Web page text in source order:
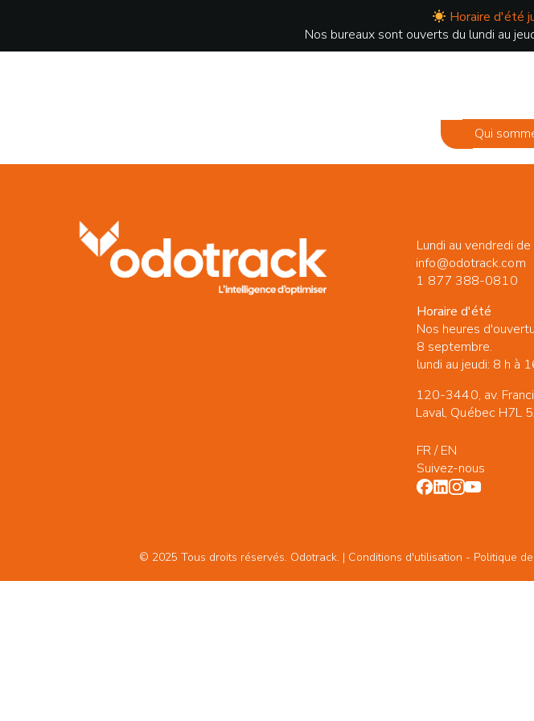
Horaire d'été
Nos bureaux sont ouverts du lundi au
Qui
Lundi au vendredi
info@odotrack.com
1 877 388-0810
Horaire d'été
Nos heures
8 septembre.
lundi au jeudi: 8 h à
120-3440, av.
Laval, Québec H7L
FR/EN
Suivez-nous
© 2025 Tous droits réservés. Odotrack. | Conditions d'utilisation - Politique